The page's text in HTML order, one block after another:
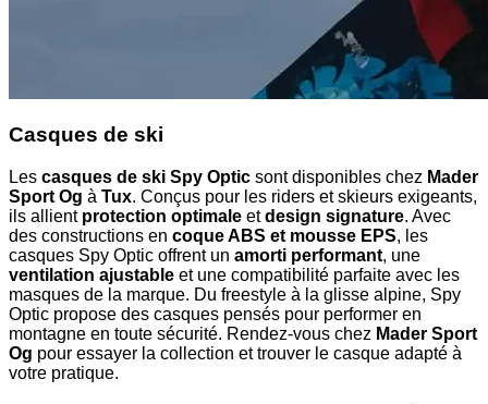
Casques de ski
Les casques de ski Spy Optic sont disponibles chez Mader
Sport Og à Tux. Conçus pour les riders et skieurs exigeants,
ils allient protection optimale etdesign signature. Avec
des constructions en coque ABS et mousse EPS, les
casques Spy Optic offrent un amorti performant, une
ventilation ajustable et une compatibilité parfaite avec les
masques de la marque. Du freestyle à la glisse alpine, Spy
Optic propose des casques pensés pour performer en
montagne en toute sécurité. Rendez-vous chez Mader Sport
Og pour essayer la collection et trouver le casque adapté à
votre pratique.